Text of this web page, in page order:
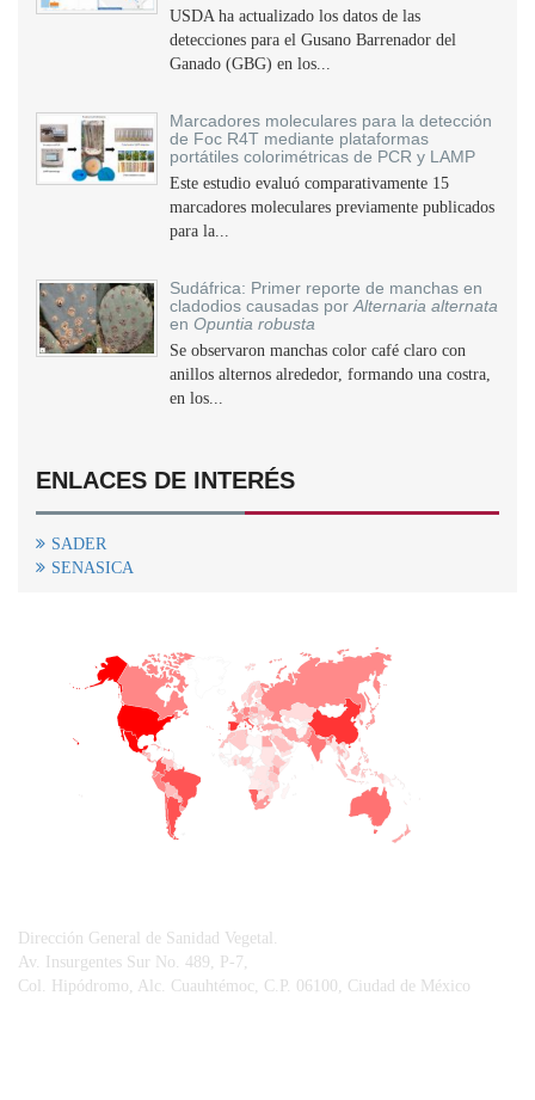
USDA ha actualizado los datos de las
detecciones para el Gusano Barrenador del
Ganado (GBG) en los...
Marcadores moleculares para la detección
de Foc R4T mediante plataformas
portátiles colorimétricas de PCR y LAMP
Este estudio evaluó comparativamente 15
marcadores moleculares previamente publicados
para la...
Sudáfrica: Primer reporte de manchas en
cladodios causadas por Alternaria alternata
en Opuntia robusta
Se observaron manchas color café claro con
anillos alternos alrededor, formando una costra,
en los...
ENLACES DE INTERÉS
SADER
SENASICA
Dirección General de Sanidad Vegetal.
Av. Insurgentes Sur No. 489, P-7,
Col. Hipódromo, Alc. Cuauhtémoc, C.P. 06100, Ciudad de México